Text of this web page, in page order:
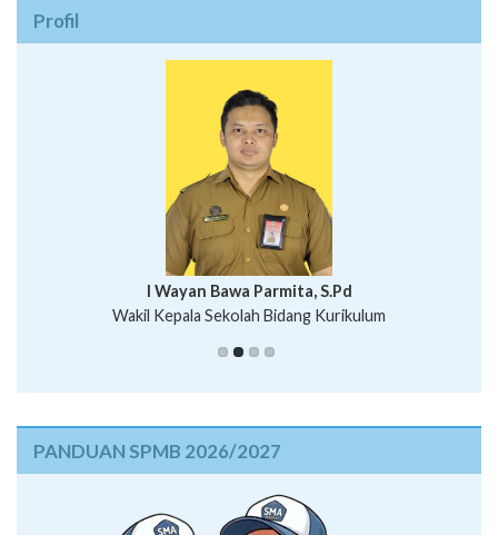
Profil
Putu Suhartana, S.Pd.
I Wayan Bawa Parmita, S.Pd
Wakil Kepala Sekolah Bidang Kurikulum
I Wayan Gede Aditya Pratita, S.Pd., M.Sn
Ni Wayan Nopi Sutantri, S.Pd.
PANDUAN SPMB 2026/2027